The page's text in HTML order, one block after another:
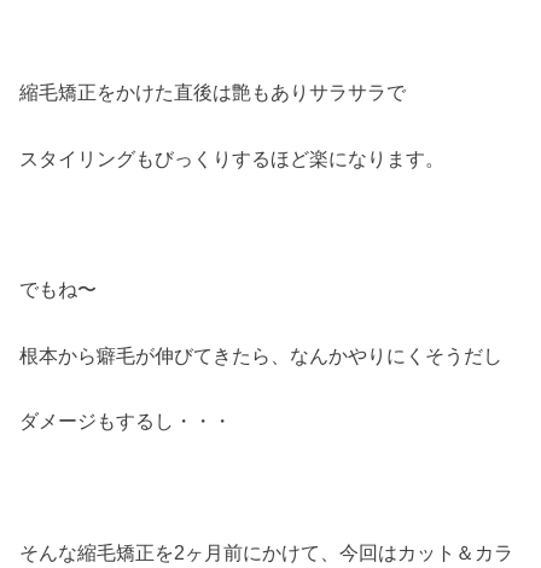
縮毛矯正をかけた直後は艶もありサラサラで
スタイリングもびっくりするほど楽になります。
でもね〜
根本から癖毛が伸びてきたら、なんかやりにくそうだし
ダメージもするし・・・
そんな縮毛矯正を2ヶ月前にかけて、今回はカット＆カラ